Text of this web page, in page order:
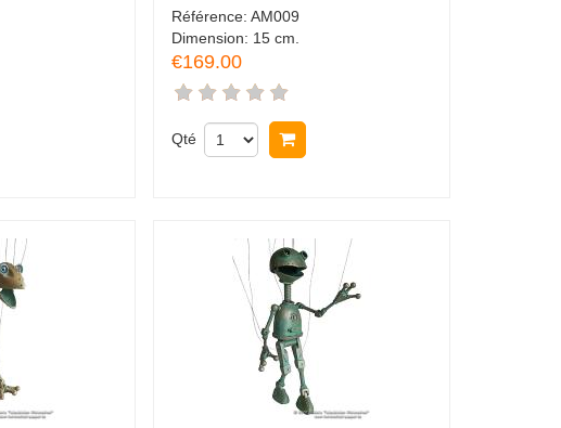
Référence: AM009
Dimension: 15 cm.
€169.00
Qté